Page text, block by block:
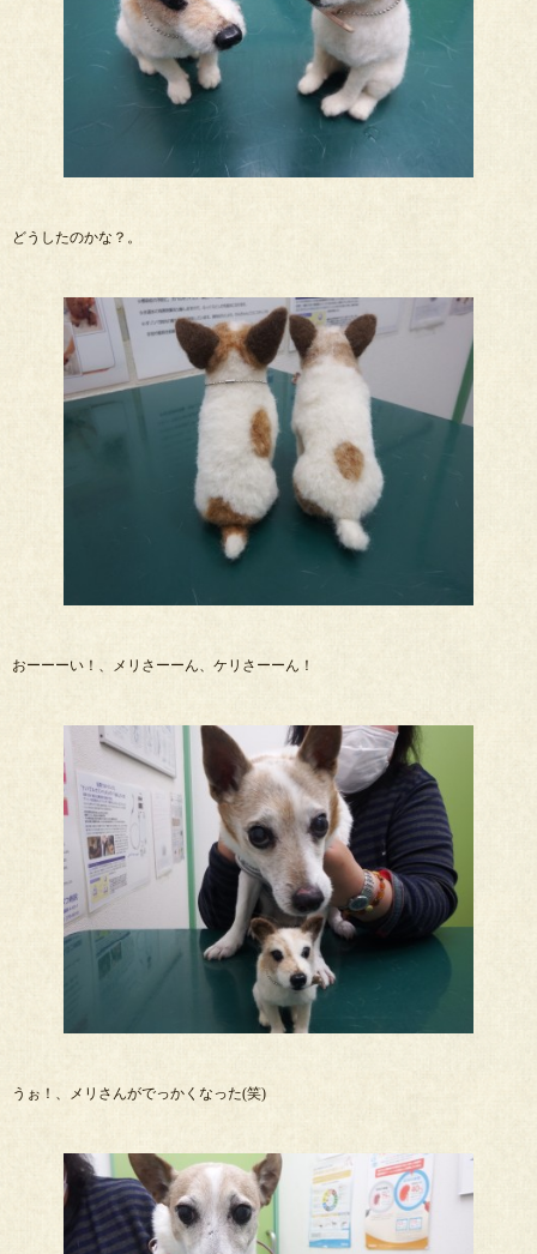
どうしたのかな？。
おーーーい！、メリさーーん、ケリさーーん！
うぉ！、メリさんがでっかくなった(笑)